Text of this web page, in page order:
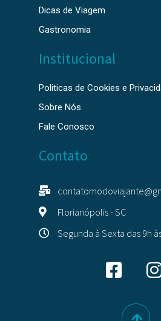
Dicas de Viagem
Gastronomia
Institucional
Politicas de Cookies e
Sobre Nós
Fale Conosco
Contato
Florianópolis - SC
Segunda à Sexta das 9h